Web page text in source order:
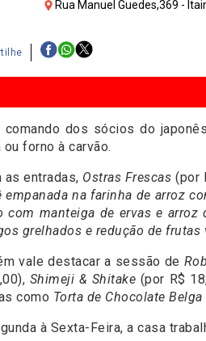
Rua Manuel Guedes,369 -
comando dos sócios do
ou forno à carvão.
as entradas, Ostras Frescas(por
empanada na farinha de arroz
com manteiga de ervas e arroz
grelhados e redução de frutas
vale destacar a sessão de
Shimeji & Shitake (por R$
como Torta de Chocolate
à Sexta-Feira, a casa